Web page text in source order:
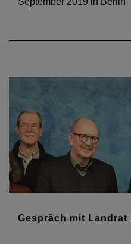
Gespräch mit Landrat